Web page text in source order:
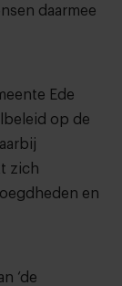
daarmee
Ede
op de
zich
en
‘de